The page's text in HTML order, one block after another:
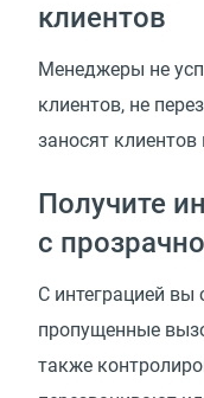
клиентов
Менеджеры не
клиентов, не
заносят клиентов
Получите
с
С интеграцией вы
пропущенные
также